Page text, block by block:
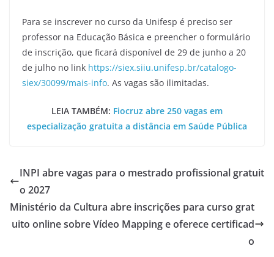
Para se inscrever no curso da Unifesp é preciso ser
professor na Educação Básica e preencher o formulário
de inscrição, que ficará disponível de 29 de junho a 20
de julho no link https://siex.siiu.unifesp.br/catalogo-
siex/30099/mais-info. As vagas são ilimitadas.
LEIA TAMBÉM: Fiocruz abre 250 vagas em
especialização gratuita a distância em Saúde Pública
INPI abre vagas para o mestrado profissional gratuit
o 2027
Ministério da Cultura abre inscrições para curso grat
uito online sobre Vídeo Mapping e oferece certificad
o